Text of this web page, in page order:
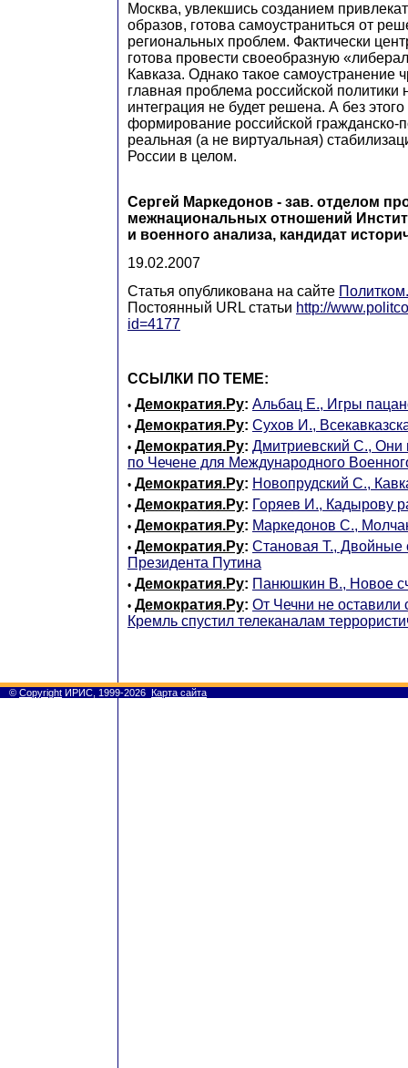
Москва, увлекшись созданием
образов, готова самоустраниться от
региональных проблем. Фактически
готова провести своеобразную
Кавказа. Однако такое самоустранение
главная проблема российской политики
интеграция не будет решена. А без
формирование российской гражданско-
реальная (а не виртуальная)
России в целом.
Сергей Маркедонов - зав. отделом
межнациональных отношений
и военного анализа, кандидат
19.02.2007
Статья опубликована на сайте
Постоянный URL статьи http://
id=4177
ССЫЛКИ ПО ТЕМЕ:
• Демократия.Ру: Альбац Е., Игры
• Демократия.Ру: Сухов И.,
• Демократия.Ру: Дмитриевский С., Они
по Чечене для Международного
• Демократия.Ру: Новопрудский С.,
• Демократия.Ру: Горяев И., Кадырову
• Демократия.Ру: Маркедонов С.,
• Демократия.Ру: Становая Т., Двойные
Президента Путина
• Демократия.Ру: Панюшкин В., Новое
• Демократия.Ру: От Чечни не оставили
Кремль спустил телеканалам
© Copyright ИРИС, 1999-2026 Карта сайта